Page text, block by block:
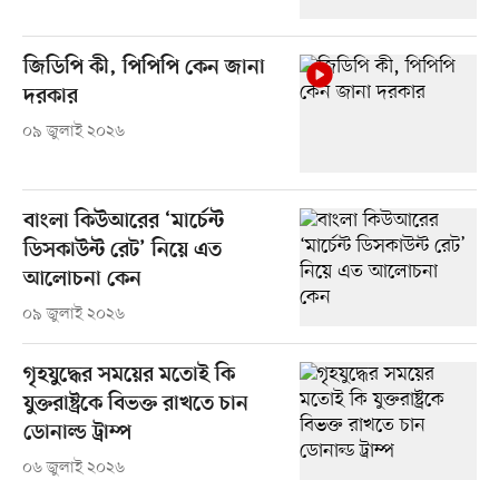
জিডিপি কী, পিপিপি কেন জানা
দরকার
০৯ জুলাই ২০২৬
বাংলা কিউআরের ‘মার্চেন্ট
ডিসকাউন্ট রেট’ নিয়ে এত
আলোচনা কেন
০৯ জুলাই ২০২৬
গৃহযুদ্ধের সময়ের মতোই কি
যুক্তরাষ্ট্রকে বিভক্ত রাখতে চান
ডোনাল্ড ট্রাম্প
০৬ জুলাই ২০২৬